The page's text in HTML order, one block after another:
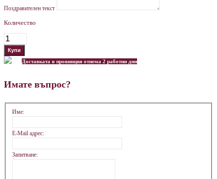
Поздравителен текст
Количество
Доставката в провинция отнема 2 работни дни
Имате въпрос?
Име:
E-Mail адрес:
Запитване: